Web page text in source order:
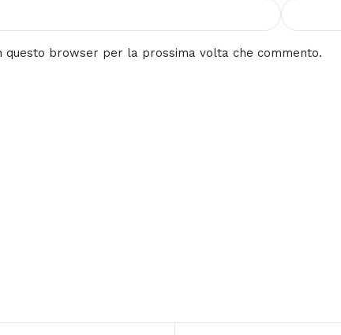
questo browser per la prossima volta che commento.